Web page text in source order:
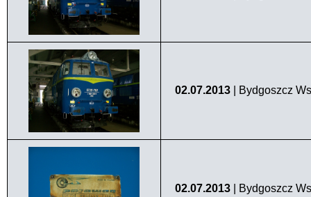
02.07.2013 | Bydgoszcz
02.07.2013 | Bydgoszcz